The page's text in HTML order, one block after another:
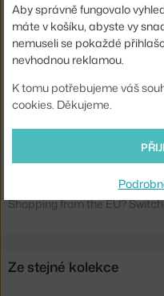
Barva:
zlatá
Materiál:
mosaz
Info k produktu: Včetně
Ste zo Slovenska? Prejdite na
Shopping from the EU?
Ze stejné kolekce
Aby správně fungovalo
máte v košíku, abyste vy
nemuseli se pokaždé
nevhodnou reklamou.
K tomu potřebujeme váš
cookies. Děkujeme.